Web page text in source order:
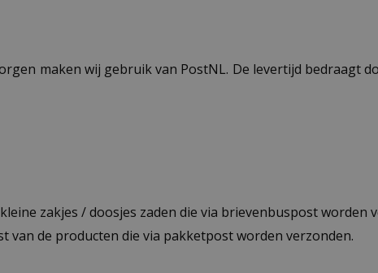
maken wij gebruik van PostNL. De levertijd bedraagt
zakjes / doosjes zaden die via brievenbuspost worden
van de producten die via pakketpost worden verzonden.